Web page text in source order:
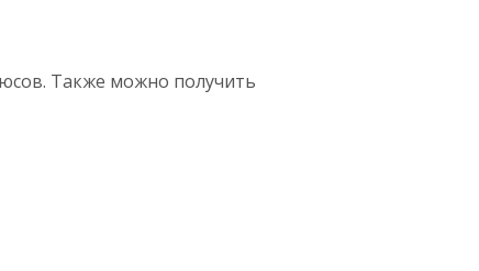
Также можно получить